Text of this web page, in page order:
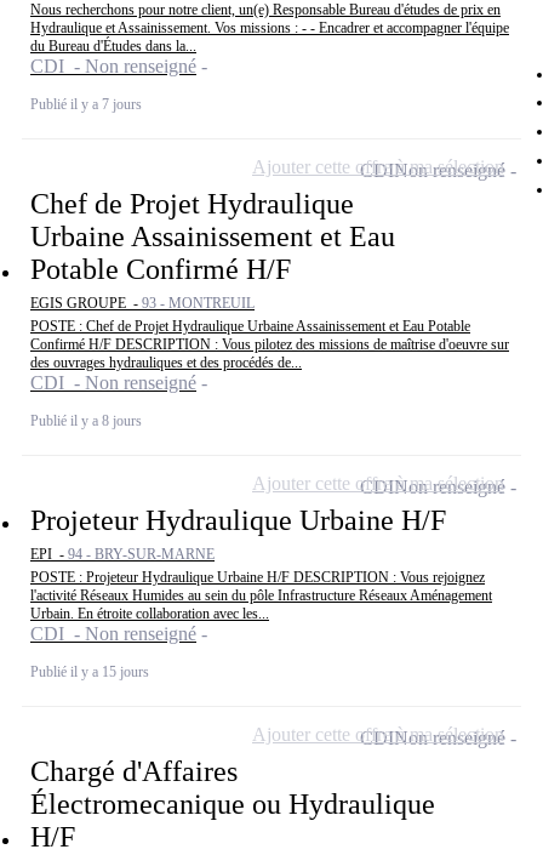
Nous recherchons pour notre client, un(e) Responsable Bureau d'études de prix en
Hydraulique et Assainissement. Vos missions : - - Encadrer et accompagner l'équipe
du Bureau d'Études dans la...
CDI - Non renseigné
Publié il y a 7 jours
Chef de Projet Hydraulique
Urbaine Assainissement et Eau
Potable Confirmé H/F
EGIS GROUPE - 93 - MONTREUIL
POSTE : Chef de Projet Hydraulique Urbaine Assainissement et Eau Potable
Confirmé H/F DESCRIPTION : Vous pilotez des missions de maîtrise d'oeuvre sur
des ouvrages hydrauliques et des procédés de...
CDI - Non renseigné
Publié il y a 8 jours
CDINon renseigné
Ajouter cette offre à ma sélection
Projeteur Hydraulique Urbaine H/F
EPI - 94 - BRY-SUR-MARNE
POSTE : Projeteur Hydraulique Urbaine H/F DESCRIPTION : Vous rejoignez
l'activité Réseaux Humides au sein du pôle Infrastructure Réseaux Aménagement
Urbain. En étroite collaboration avec les...
CDI - Non renseigné
Publié il y a 15 jours
CDINon renseigné
Ajouter cette offre à ma sélection
Chargé d'Affaires
Électromecanique ou Hydraulique
H/F
CDINon renseigné
Ajouter cette offre à ma sélection